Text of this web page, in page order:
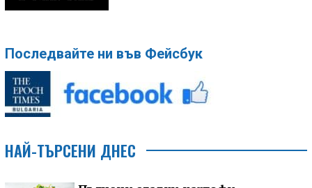
Последвайте ни във Фейсбук
НАЙ-ТЪРСЕНИ ДНЕС